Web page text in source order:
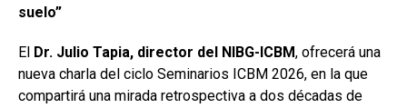
suelo”
El Dr. Julio Tapia, director del NIBG-ICBM, ofrecerá una
nueva charla del ciclo Seminarios ICBM 2026, en la que
compartirá una mirada retrospectiva a dos décadas de